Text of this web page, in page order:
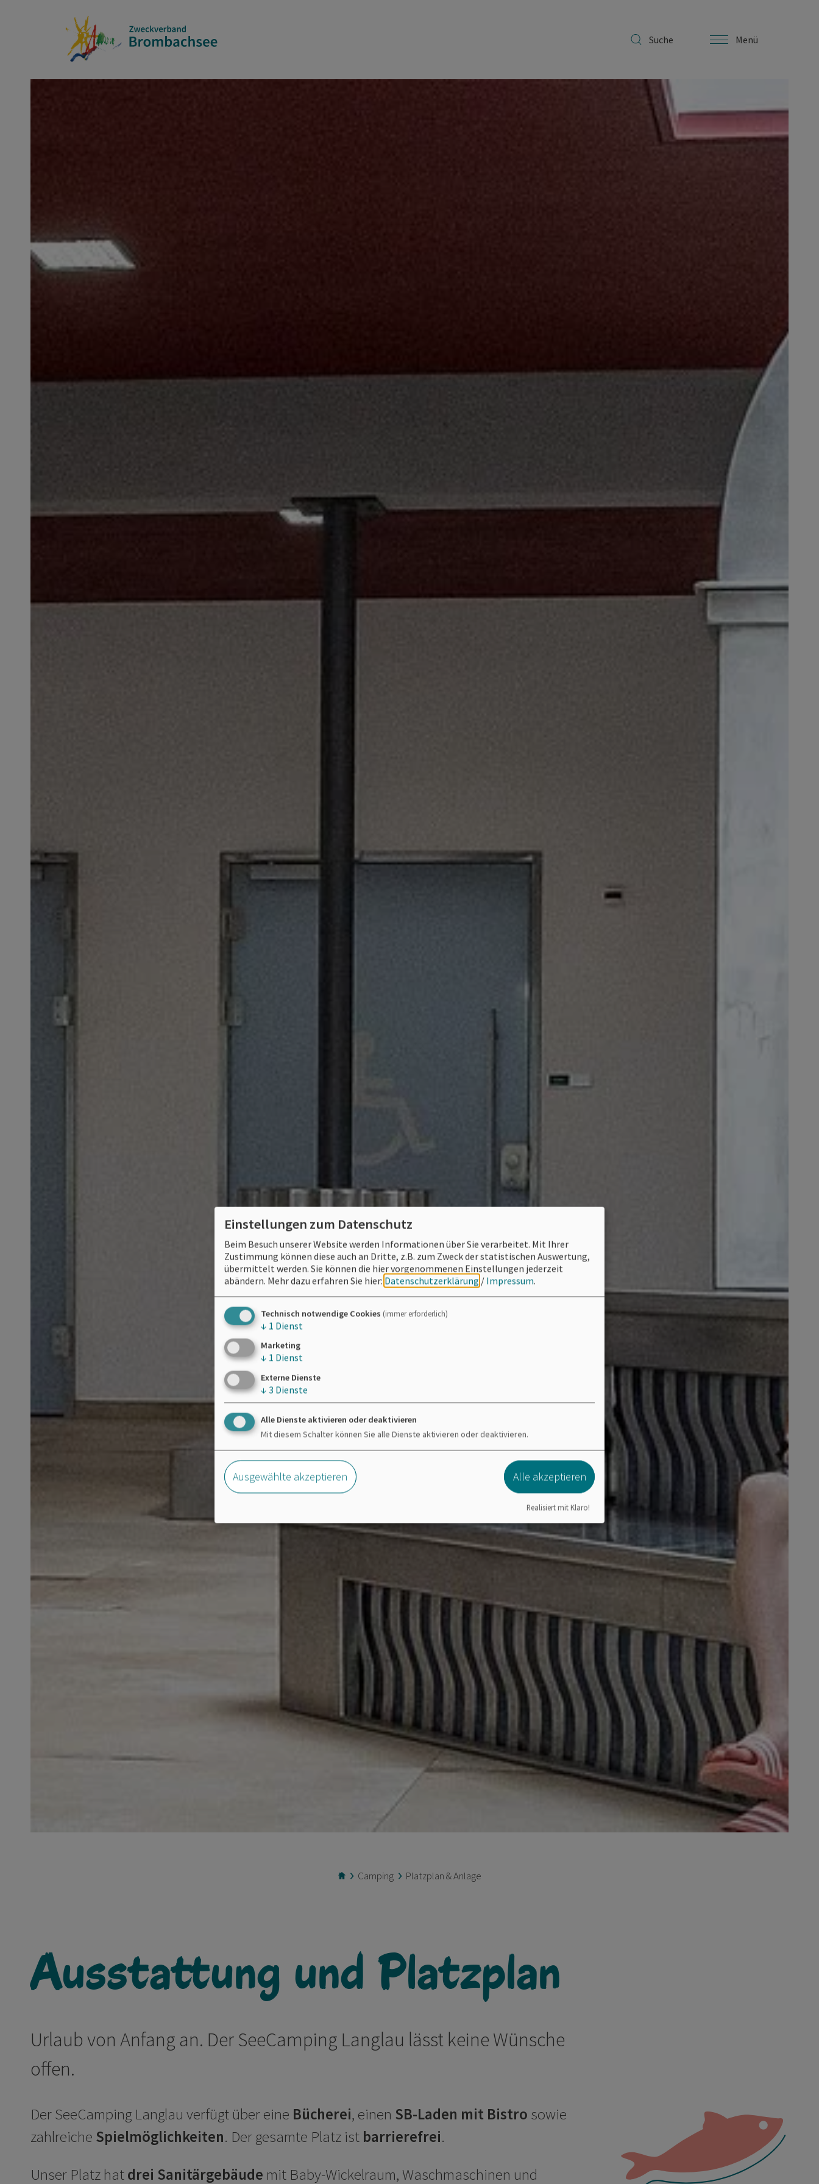
Suche Menü
Online buchen
Camping Platzplan & Anlage
Ausstattung und Platzplan
Urlaub von Anfang an. Der SeeCamping Langlau lässt keine Wünsche
offen.
Der SeeCamping Langlau verfügt über eine Bücherei, einen SB-Laden mit Bistro sowie
zahlreiche Spielmöglichkeiten. Der gesamte Platz ist barrierefrei.
Unser Platz hatdrei Sanitärgebäude mit Baby-Wickelraum, Waschmaschinen und
Einstellungen zum Datenschutz
Beim Besuch unserer Website werden Informationen über Sie verarbeitet. Mit Ihrer
Zustimmung können diese auch an Dritte, z.B. zum Zweck der statistischen Auswertung,
übermittelt werden. Sie können die hier vorgenommenen Einstellungen jederzeit
abändern. Mehr dazu erfahren Sie hier: Datenschutzerklärung / Impressum.
Technisch notwendige Cookies (immer erforderlich)
↓ 1 Dienst
Marketing
↓ 1 Dienst
Externe Dienste
↓ 3 Dienste
Alle Dienste aktivieren oder deaktivieren
Mit diesem Schalter können Sie alle Dienste aktivieren oder deaktivieren.
Ausgewählte akzeptieren Alle akzeptieren
Realisiert mit Klaro!